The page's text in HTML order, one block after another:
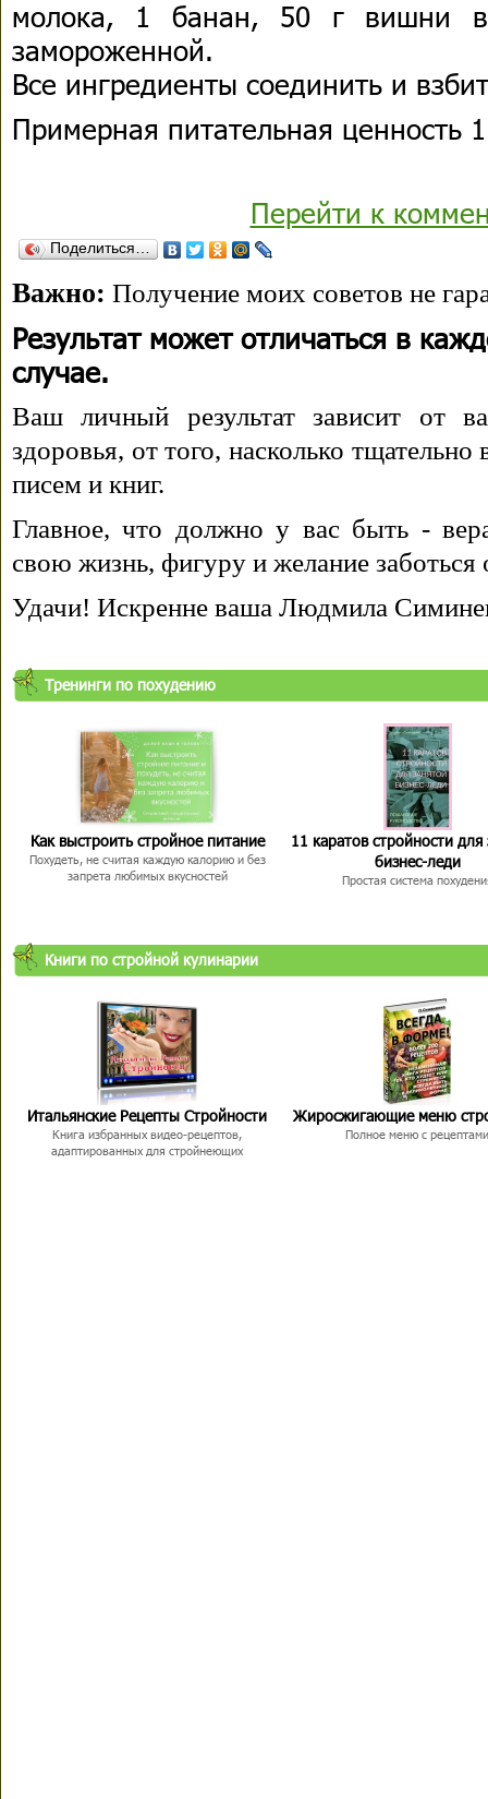
молока, 1 банан, 50 г вишни в
замороженной.
Все ингредиенты соединить и
Примерная питательная ценность
Перейти к
Поделиться…
Важно: Получение моих советов не
Результат может отличаться в
случае.
Ваш личный результат зависит от
здоровья, от того, насколько
писем и книг.
Главное, что должно у вас быть -
свою жизнь, фигуру и желание заботься
Удачи! Искренне ваша Людмила
Тренинги по похудению
Как выстроить стройное питание
Похудеть, не считая каждую калорию и без
запрета любимых вкусностей
11 каратов стройности для
бизнес-леди
Простая система
Книги по стройной кулинарии
Итальянские Рецепты Стройности
Книга избранных видео-рецептов,
адаптированных для стройнеющих
Жиросжигающие меню
Полное меню с рецептами